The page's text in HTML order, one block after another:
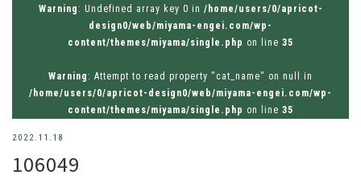
お問い合わせ
お問い合わせはお気軽にどうぞ
tel.026-214-8221
Warning : Undefined array key 0 in /home/users/0/apricot-
design0/web/miyama-engei.com/wp-
content/themes/miyama/single.php on line 35
Warning : Attempt to read property "cat_name" on null in
/home/users/0/apricot-design0/web/miyama-engei.com/wp-
content/themes/miyama/single.php on line 35
2022.11.18
106049